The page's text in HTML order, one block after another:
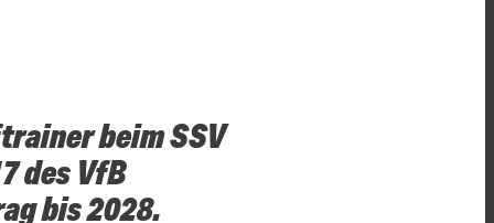
beim SSV
des VfB
bis 2028.